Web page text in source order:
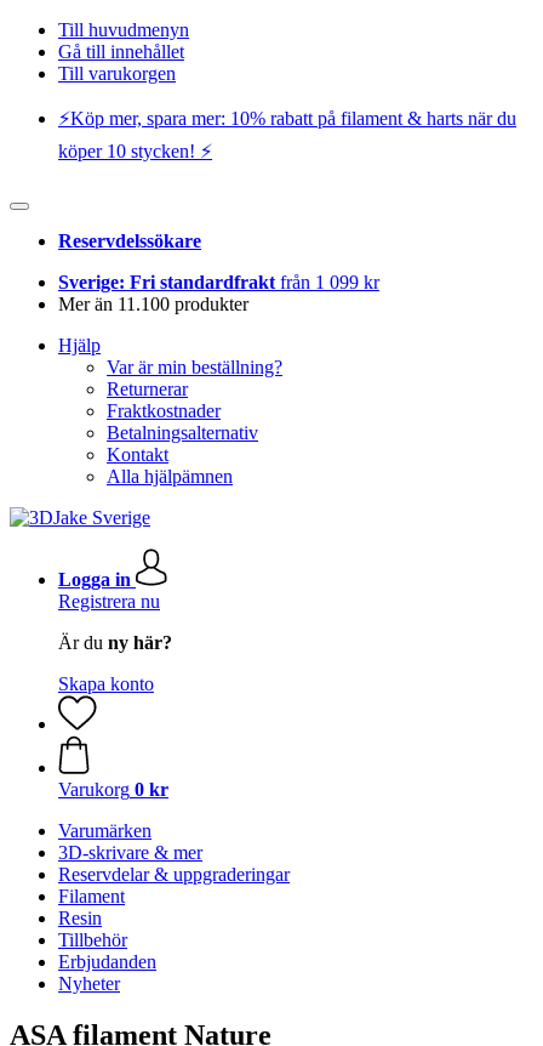
Till huvudmenyn
Gå till innehållet
Till varukorgen
⚡️Köp mer, spara mer: 10% rabatt på filament & harts när du
köper 10 stycken! ⚡️
Reservdelssökare
Sverige: Fri standardfrakt från 1 099 kr
Mer än 11.100 produkter
Hjälp
Var är min beställning?
Returnerar
Fraktkostnader
Betalningsalternativ
Kontakt
Alla hjälpämnen
Logga in
Registrera nu
Är du ny här?
Skapa konto
Varukorg 0 kr
Varumärken
3D-skrivare & mer
Reservdelar & uppgraderingar
Filament
Resin
Tillbehör
Erbjudanden
Nyheter
ASA filament Nature